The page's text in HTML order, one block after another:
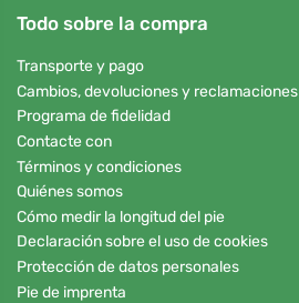
Todo sobre la compra
Transporte y pago
Cambios, devoluciones y reclamaciones
Programa de fidelidad
Contacte con
Términos y condiciones
Quiénes somos
Cómo medir la longitud del pie
Declaración sobre el uso de cookies
Protección de datos personales
Pie de imprenta